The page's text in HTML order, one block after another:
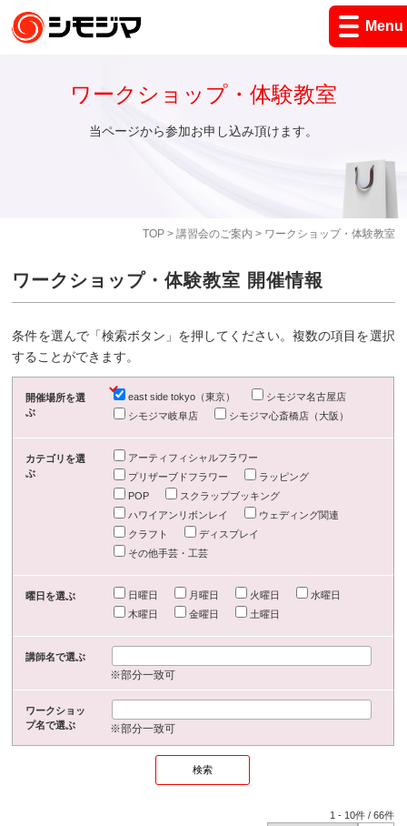
Menu
TOP> 講習会のご案内 > ワークショップ・体験教室
ワークショップ・体験教室
当ページから参加お申し込み頂けます。
ワークショップ・体験教室 開催情報
条件を選んで「検索ボタン」を押してください。複数の項目を選択
することができます。
開催場所を選
ぶ
east side tokyo（東京）
シモジマ名古屋店
シモジマ岐阜店
シモジマ心斎橋店（大阪）
カテゴリを選
ぶ
アーティフィシャルフラワー
プリザーブドフラワー
ラッピング
POP
スクラップブッキング
ハワイアンリボンレイ
ウェディング関連
クラフト
ディスプレイ
その他手芸・工芸
曜日を選ぶ 日曜日 月曜日 火曜日
水曜日
木曜日
金曜日 土曜日
講師名で選ぶ
※部分一致可
ワークショッ
プ名で選ぶ
※部分一致可
1 - 10件 /66件